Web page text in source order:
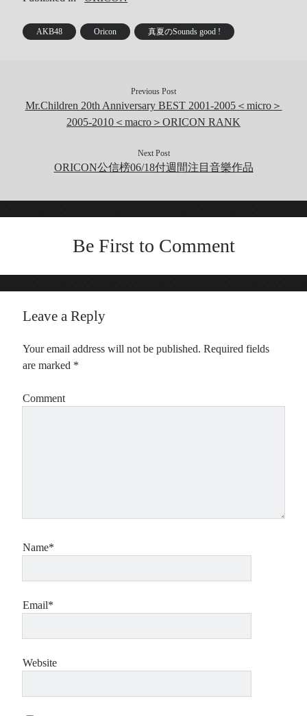
AKB48 Oricon 真夏のSounds good !
Previous Post
Mr.Children 20th Anniversary BEST 2001-2005＜micro＞
2005-2010＜macro＞ORICON RANK
Next Post
ORICON公信榜06/18付週間注目音樂作品
Be First to Comment
Leave a Reply
Your email address will not be published. Required fields
are marked *
Comment
Name*
Email*
Website